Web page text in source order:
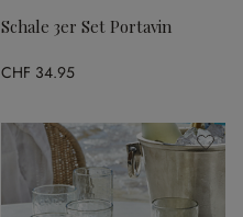
Schale 3er Set Portavin
CHF 34.95